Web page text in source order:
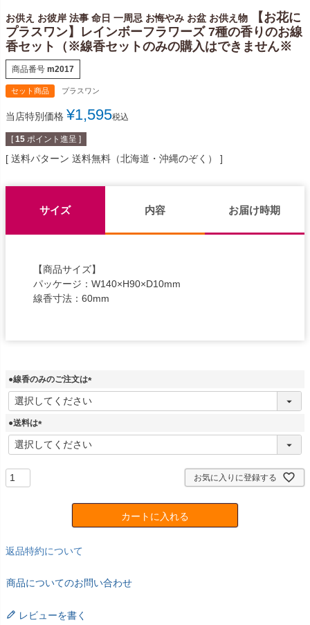
お供え お彼岸 法事 命日 一周忌 お悔やみ お盆 お供え物
【お花に
プラスワン】レインボーフラワーズ 7種の香りのお線
香セット（※線香セットのみの購入はできません※
商品番号 m2017
セット商品 プラスワン
当店特別価格 ¥1,595税込
[ 15 ポイント進呈 ]
送料パターン 送料無料（北海道・沖縄のぞく）
サイズ 内容 お届け時期
【商品サイズ】
パッケージ：W140×H90×D10mm
線香寸法：60mm
●線香のみのご注文は
(
●送料は
(
必
お気に入りに登録する
カートに入れる
返品特約について
商品についてのお問い合わせ
レビューを書く